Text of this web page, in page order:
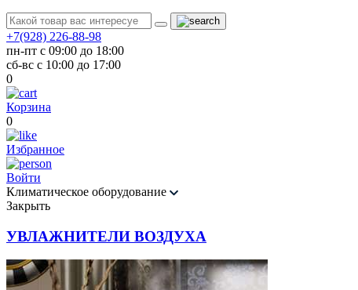
+7(928) 226-88-98
пн-пт с 09:00 до 18:00
сб-вс с 10:00 до 17:00
0
Корзина
0
Избранное
Войти
Климатическое оборудование
Закрыть
УВЛАЖНИТЕЛИ ВОЗДУХА